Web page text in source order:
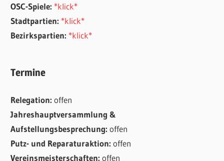
OSC-Spiele: *klick*
Stadtpartien: *klick*
Bezirkspartien: *klick*
Termine
Relegation:offen
Jahreshauptversammlung &
Aufstellungsbesprechung:offen
Putz- und Reparaturaktion:offen
Vereinsmeisterschaften:offen